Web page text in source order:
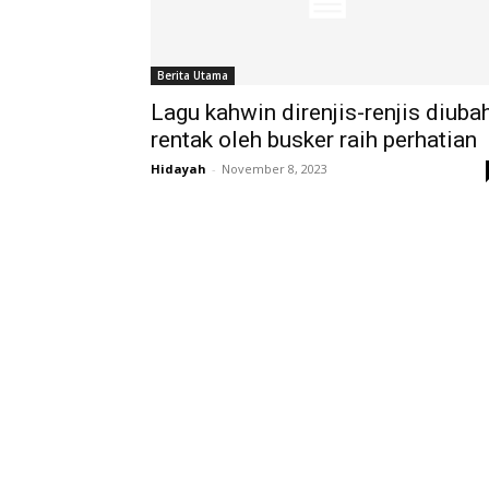
Berita Utama
Lagu kahwin direnjis-renjis
rentak oleh busker raih perhatian
Hidayah - November 8, 2023